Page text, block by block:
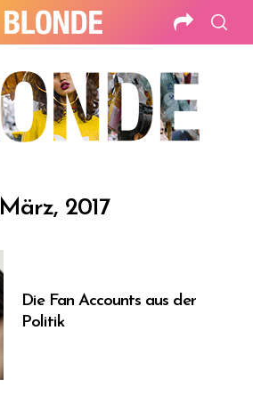
März, 2017
Die Fan Accounts aus der
Politik